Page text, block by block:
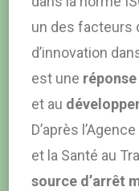
un des facteurs
d’innovation
est une réponse
et au
D’après
et la Santé au
source d’arrêt